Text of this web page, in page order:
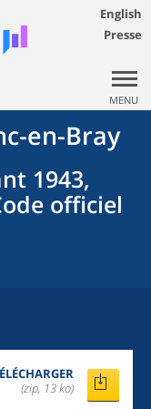
English
Presse
MENU
en-Bray
1943,
officiel
(zip, 13 ko)